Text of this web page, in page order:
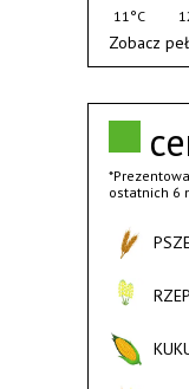
ostatnich 6
11°C
Zobacz